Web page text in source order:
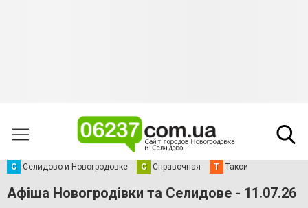
С Селидово и Новогродовке С Справочная Т Такси
Афіша Новогродівки та Селидове - 11.07.26